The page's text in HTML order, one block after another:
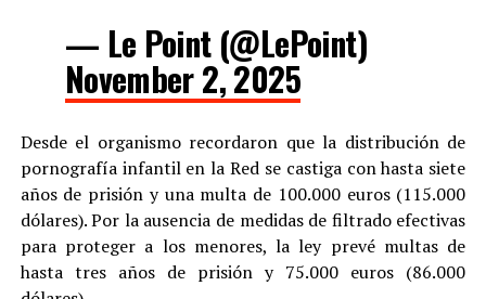
— Le Point (@LePoint)
November 2, 2025
Desde el organismo recordaron que la distribución de
pornografía infantil en la Red se castiga con hasta siete
años de prisión y una multa de 100.000 euros (115.000
dólares). Por la ausencia de medidas de filtrado efectivas
para proteger a los menores, la ley prevé multas de
hasta tres años de prisión y 75.000 euros (86.000